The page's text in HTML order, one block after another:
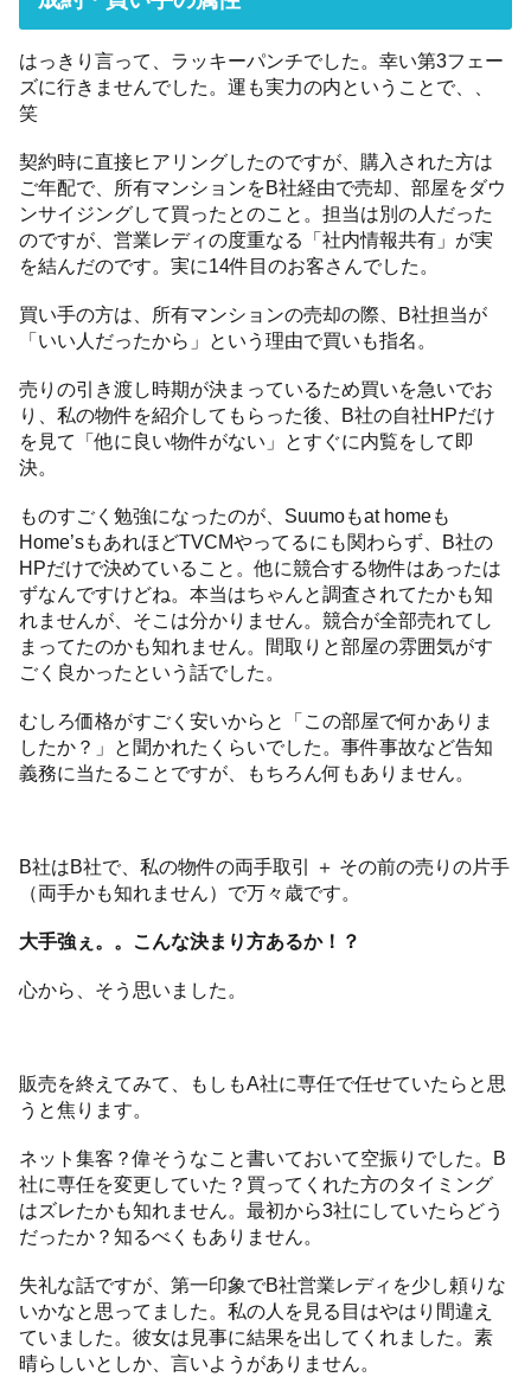
はっきり言って、ラッキーパンチでした。幸い第3フェー
ズに行きませんでした。運も実力の内ということで、、
笑
契約時に直接ヒアリングしたのですが、購入された方は
ご年配で、所有マンションをB社経由で売却、部屋をダウ
ンサイジングして買ったとのこと。担当は別の人だった
のですが、営業レディの度重なる「社内情報共有」が実
を結んだのです。実に14件目のお客さんでした。
買い手の方は、所有マンションの売却の際、B社担当が
「いい人だったから」という理由で買いも指名。
売りの引き渡し時期が決まっているため買いを急いでお
り、私の物件を紹介してもらった後、B社の自社HPだけ
を見て「他に良い物件がない」とすぐに内覧をして即
決。
ものすごく勉強になったのが、Suumoもat homeも
Home’sもあれほどTVCMやってるにも関わらず、B社の
HPだけで決めていること。他に競合する物件はあったは
ずなんですけどね。本当はちゃんと調査されてたかも知
れませんが、そこは分かりません。競合が全部売れてし
まってたのかも知れません。間取りと部屋の雰囲気がす
ごく良かったという話でした。
むしろ価格がすごく安いからと「この部屋で何かありま
したか？」と聞かれたくらいでした。事件事故など告知
義務に当たることですが、もちろん何もありません。
B社はB社で、私の物件の両手取引 ＋ その前の売りの片手
（両手かも知れません）で万々歳です。
大手強ぇ。。こんな決まり方あるか！？
心から、そう思いました。
販売を終えてみて、もしもA社に専任で任せていたらと思
うと焦ります。
ネット集客？偉そうなこと書いておいて空振りでした。B
社に専任を変更していた？買ってくれた方のタイミング
はズレたかも知れません。最初から3社にしていたらどう
だったか？知るべくもありません。
失礼な話ですが、第一印象でB社営業レディを少し頼りな
いかなと思ってました。私の人を見る目はやはり間違え
ていました。彼女は見事に結果を出してくれました。素
晴らしいとしか、言いようがありません。